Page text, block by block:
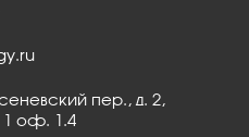
пер., д. 2,
1 оф. 1.4